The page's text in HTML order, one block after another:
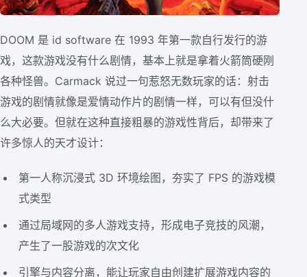
DOOM 是 id software 在 1993 年第一款自行发行的游
戏，这款游戏没有什么剧情，基本上就是拿着火箭筒硬刚
各种怪兽。Carmack 说过一句惹怒无数玩家的话：射击
游戏的剧情就像是爱情动作片的剧情一样，可以有但没什
么大必要。但就在这种直接粗暴的游戏性背后，却带来了
许多惊人的天才设计：
第一人称沉浸式 3D 环境绘图，夯实了 FPS 的游戏模
式类型
通过局域网的多人游戏支持，形成电子竞技的风潮，
产生了一股游戏的次文化
引擎与内容分离，能让玩家自由创建扩展游戏内容的